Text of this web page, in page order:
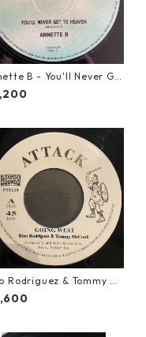
B - You'll Never Ge
Heaven【12-50058】
Rodriguez & Tommy Mc
- Going West【7-2198